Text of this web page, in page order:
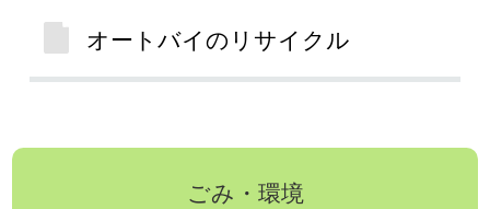
オートバイのリサイクル
ごみ・環境